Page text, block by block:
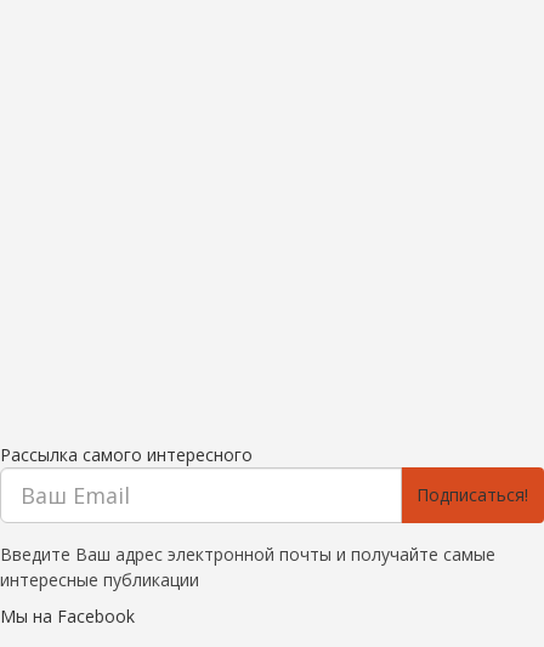
Рассылка самого интересного
Подписаться!
Введите Ваш адрес электронной почты и получайте самые
интересные публикации
Мы на Facebook